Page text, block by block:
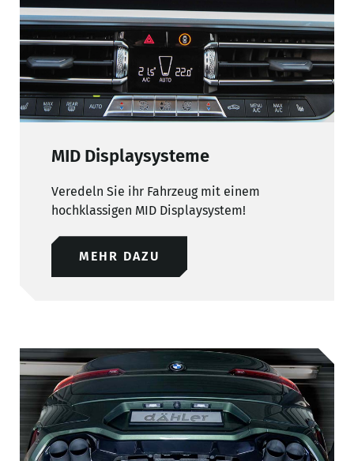
MID Displaysysteme
Veredeln Sie ihr Fahrzeug mit einem
hochklassigen MID Displaysystem!
MEHR DAZU